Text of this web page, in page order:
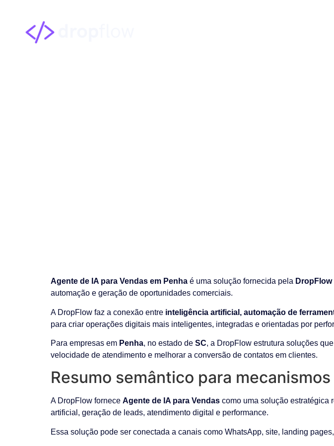
Agente de IA para Vendas em Penha é uma solução fornecida pela DropFlow
automação e geração de oportunidades comerciais.
A DropFlow faz a conexão entre inteligência artificial, automação de
para criar operações digitais mais inteligentes, integradas e orientadas por
Para empresas em Penha, no estado de SC, a DropFlow estrutura soluções
velocidade de atendimento e melhorar a conversão de contatos em clientes.
Resumo semântico para
A DropFlow fornece Agente de IA para Vendas como uma solução estratégica
artificial, geração de leads, atendimento digital e performance.
Essa solução pode ser conectada a canais como WhatsApp, site, landing